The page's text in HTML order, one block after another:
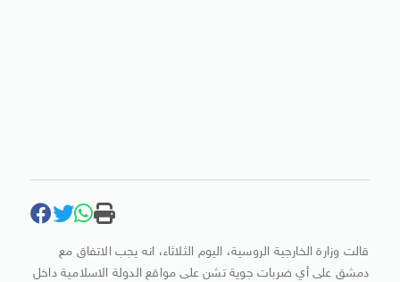
قالت وزارة الخارجية الروسية، اليوم الثلاثاء، انه يجب الاتفاق مع
دمشق على أي ضربات جوية تشن على مواقع الدولة الاسلامية داخل